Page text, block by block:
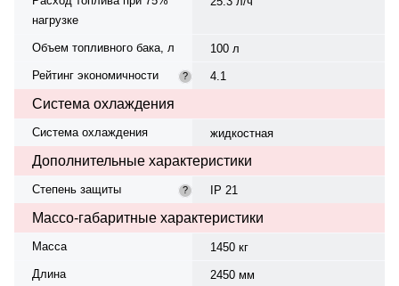
нагрузке
Объем топливного бака, л
100 л
Рейтинг экономичности
? 4.1
Система охлаждения
Система охлаждения жидкостная
Дополнительные характеристики
Степень защиты ? IP 21
Массо-габаритные характеристики
Масса
1450 кг
Длина
2450 мм